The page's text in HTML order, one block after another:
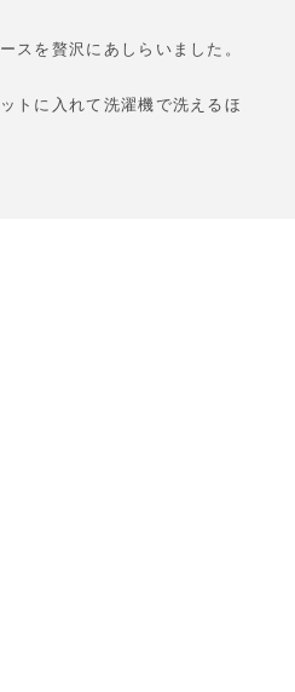
スを贅沢にあしらいました。
トに入れて洗濯機で洗えるほ